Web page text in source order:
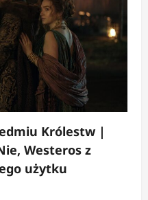
Królestw |
Westeros z
użytku